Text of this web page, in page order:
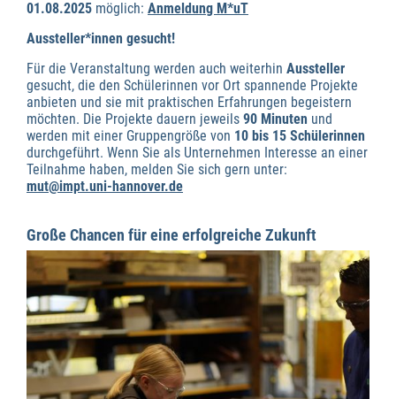
01.08.2025 möglich: Anmeldung M*uT
Aussteller*innen gesucht!
Für die Veranstaltung werden auch weiterhin Aussteller
gesucht, die den Schülerinnen vor Ort spannende Projekte
anbieten und sie mit praktischen Erfahrungen begeistern
möchten. Die Projekte dauern jeweils 90 Minuten und
werden mit einer Gruppengröße von 10 bis 15 Schülerinnen
durchgeführt. Wenn Sie als Unternehmen Interesse an einer
Teilnahme haben, melden Sie sich gern unter:
mut@impt.uni-hannover.de
Große Chancen für eine erfolgreiche Zukunft